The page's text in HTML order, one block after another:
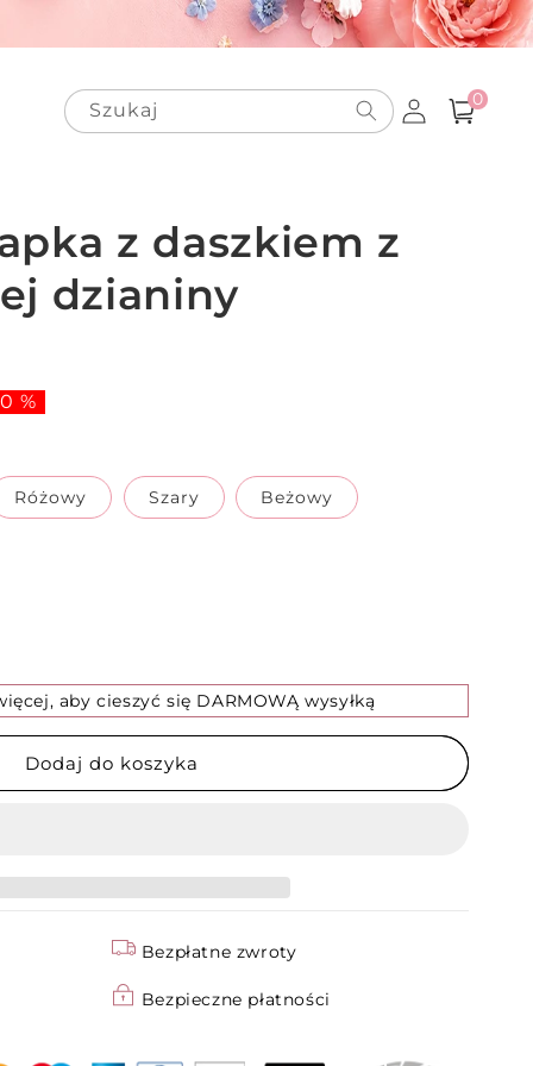
Szukaj
Zaloguj
się
Koszyk
0
pozycje(-
z daszkiem z
dzianiny
%
Różowy Szary Beżowy
aby cieszyć się DARMOWĄ wysyłką
Dodaj do koszyka
Bezpłatne zwroty
Bezpieczne płatności